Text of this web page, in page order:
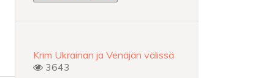
Krim Ukrainan ja Venäjän välissä
3643